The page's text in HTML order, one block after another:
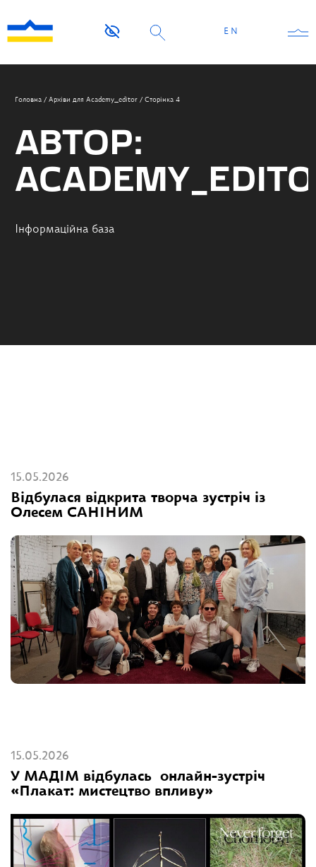
EN
Головна / Архіви для Academy_editor / Сторінка 4
АВТОР:
Інформаційна база
15.05.2026
Відбулася відкрита творча зустріч із
Олесем САНІНИМ
15.05.2026
У МАДІМ відбулась онлайн-зустріч
«Плакат: мистецтво впливу»